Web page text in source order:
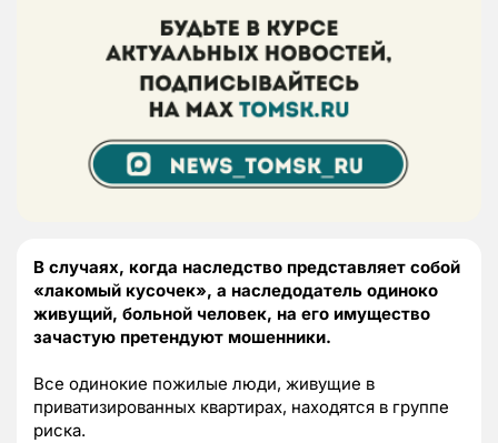
В случаях, когда наследство представляет собой
«лакомый кусочек», а наследодатель одиноко
живущий, больной человек, на его имущество
зачастую претендуют мошенники.
Все одинокие пожилые люди, живущие в
приватизированных квартирах, находятся в группе
риска.